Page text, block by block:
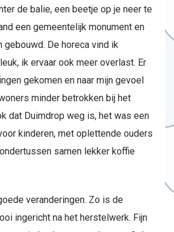
de balie, een beetje op je neer te
een gemeentelijk monument en
gebouwd. De horeca vind ik
ik ervaar ook meer overlast. Er
gekomen en naar mijn gevoel
minder betrokken bij het
dat Duimdrop weg is, het was een
kinderen, met oplettende ouders
samen lekker koffie
veranderingen. Zo is de
ingericht na het herstelwerk. Fijn